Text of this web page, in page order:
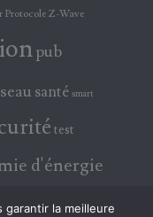
Protocole Z-Wave
pub
santé smart
test
d'énergie
la meilleure